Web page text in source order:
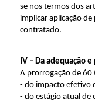
se nos termos dos
implicar aplicação
contratado.
IV – Da adequação
A prorrogação de 60
- do impacto efetivo
- do estágio atual de